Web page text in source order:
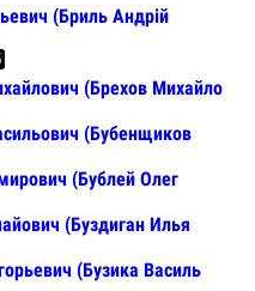
(Бриль Андрій
(Брехов Михайло
(Бубенщиков
(Бублей Олег
(Буздиган Илья
(Бузика Василь